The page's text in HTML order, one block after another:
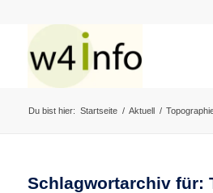
Du bist hier: Startseite / Aktuell /
Schlagwortarchiv für: